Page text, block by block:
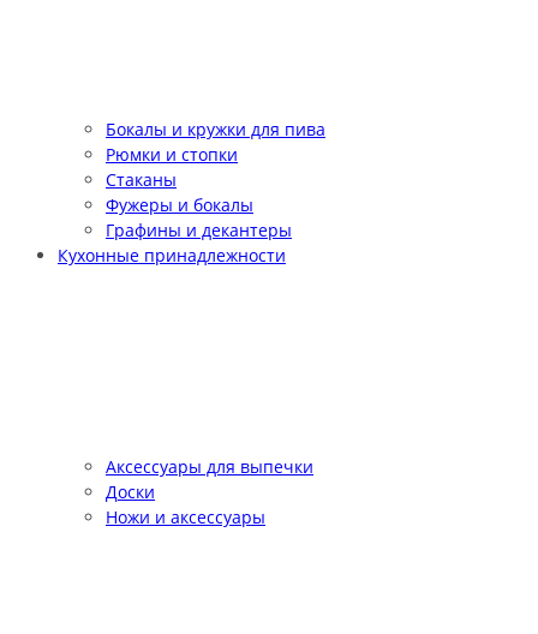
Бокалы и кружки для пива
Рюмки и стопки
Стаканы
Фужеры и бокалы
Графины и декантеры
Кухонные принадлежности
Аксессуары для выпечки
Доски
Ножи и аксессуары